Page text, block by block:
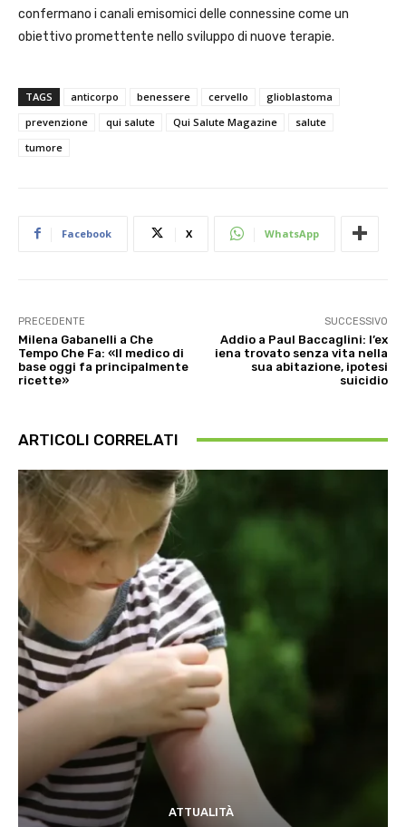
confermano i canali emisomici delle connessine come un
obiettivo promettente nello sviluppo di nuove terapie.
TAGS anticorpo benessere cervello
glioblastoma
prevenzione
qui salute Qui Salute Magazine
salute
tumore
Facebook X WhatsApp
PRECEDENTE
Milena Gabanelli a Che
Tempo Che Fa: «Il medico di
base oggi fa principalmente
ricette»
SUCCESSIVO
Addio a Paul Baccaglini: l’ex
iena trovato senza vita nella
sua abitazione, ipotesi
suicidio
ARTICOLI CORRELATI
ATTUALITÀ